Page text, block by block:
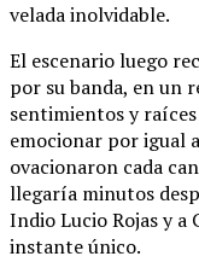
velada inolvidable.
El escenario luego
por su banda, en un
sentimientos y
emocionar por igual
ovacionaron cada
llegaría minutos
Indio Lucio Rojas y
instante único.